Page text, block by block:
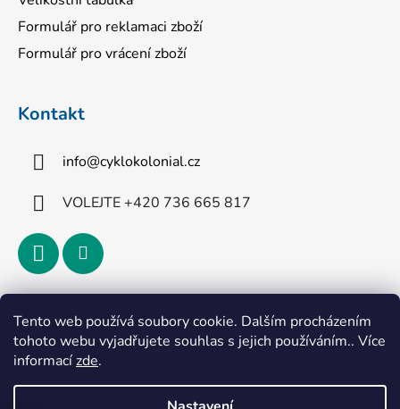
Tento web používá soubory cookie. Dalším procházením
tohoto webu vyjadřujete souhlas s jejich používáním.. Více
informacízde.
Formulář pro reklamaci zboží
Formulář pro vrácení zboží
Kontakt
info@cyklokolonial.cz
VOLEJTE +420 736 665 817
Přijímáme online platby